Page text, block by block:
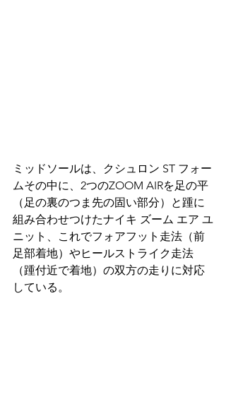
ミッドソールは、クシュロン ST フォー
ムその中に、2つのZOOM AIRを足の平
（足の裏のつま先の固い部分）と踵に
組み合わせつけたナイキ ズーム エア ユ
ニット、これでフォアフット走法（前
足部着地）やヒールストライク走法
（踵付近で着地）の双方の走りに対応
している。